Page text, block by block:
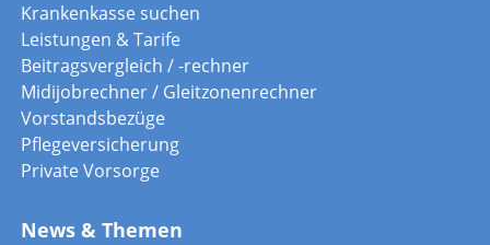
Krankenkasse suchen
Leistungen & Tarife
Beitragsvergleich / -rechner
Midijobrechner / Gleitzonenrechner
Vorstandsbezüge
Pflegeversicherung
Private Vorsorge
News & Themen